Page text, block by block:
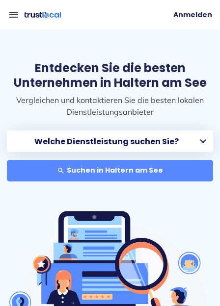
menu Anmelden
Entdecken Sie die besten
Unternehmen in Haltern am See
Vergleichen und kontaktieren Sie die besten lokalen
Dienstleistungsanbieter
search Suchen in Haltern am See